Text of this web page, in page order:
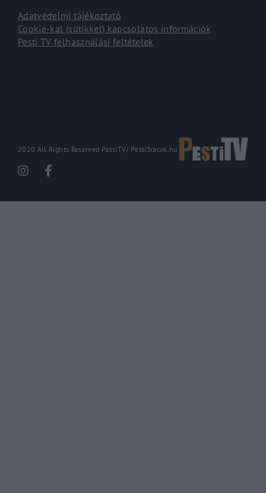
Adatvédelmi tájékoztató
Cookie-kal (sütikkel) kapcsolatos információk
Pesti TV felhasználási feltételek
2020 All Rights Reserved PestiTV/ PestiSrácok.hu